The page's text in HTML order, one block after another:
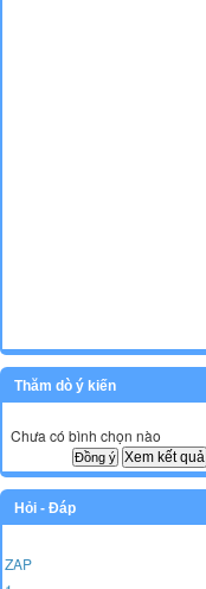
Thăm dò ý kiến
Chưa có bình chọn nào
Xem kết quả
Hỏi - Đáp
ZAP